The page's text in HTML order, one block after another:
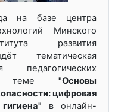
на базе центра
Минского
развития
тематическая
педагогических
теме "Основы
цифровая
в онлайн-